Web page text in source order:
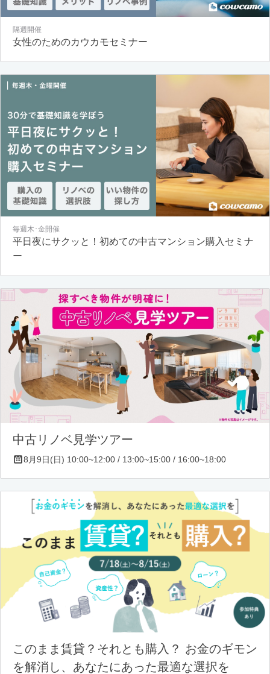
隔週開催
女性のためのカウカモセミナー
毎週木･金開催
平日夜にサクッと！初めての中古マンション購入セミナ
ー
中古リノベ見学ツアー
8月9日(日) 10:00~12:00 / 13:00~15:00 / 16:00~18:00
このまま賃貸？それとも購入？ お金のギモン
を解消し、あなたにあった最適な選択を